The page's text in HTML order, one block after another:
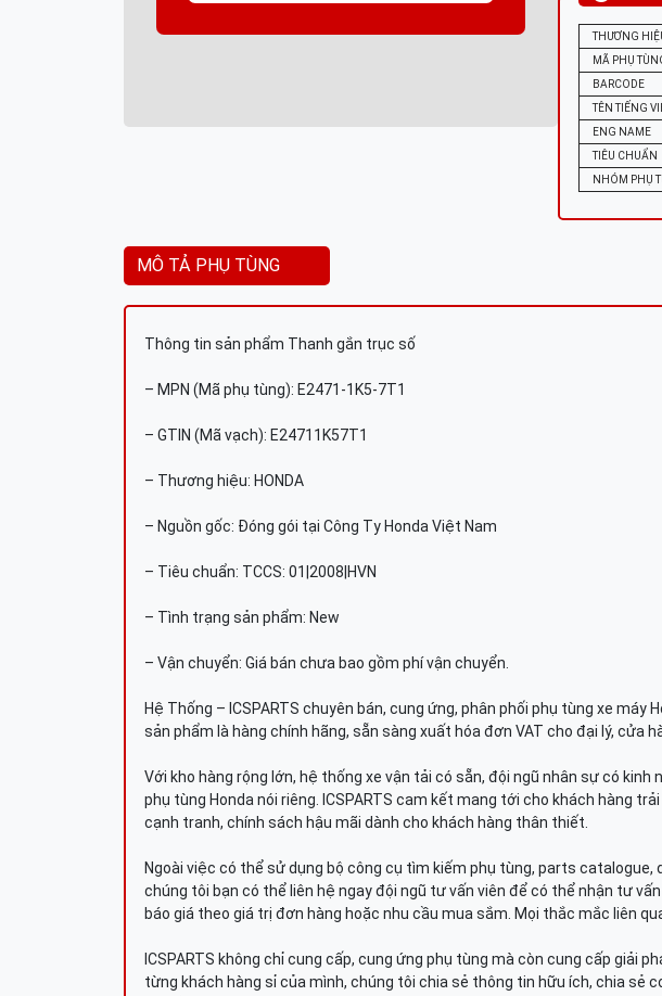
THƯƠNG
MÃ PHỤ
BARCODE
TÊN TIẾNG
ENG NAME
TIÊU CHUẨN
NHÓM PHỤ
MÔ TẢ PHỤ TÙNG
Thông tin sản phẩm Thanh gắn trục số
– MPN (Mã phụ tùng): E2471-1K5-7T1
– GTIN (Mã vạch): E24711K57T1
– Thương hiệu: HONDA
– Nguồn gốc: Đóng gói tại Công Ty Honda Việt Nam
– Tiêu chuẩn: TCCS: 01|2008|HVN
– Tình trạng sản phẩm: New
– Vận chuyển: Giá bán chưa bao gồm phí vận chuyển.
Hệ Thống – ICSPARTS chuyên bán, cung ứng, phân phối phụ tùng xe máy
sản phẩm là hàng chính hãng, sẵn sàng xuất hóa đơn VAT cho đại lý, cửa
Với kho hàng rộng lớn, hệ thống xe vận tải có sẵn, đội ngũ nhân sự có
phụ tùng Honda nói riêng. ICSPARTS cam kết mang tới cho khách hàng
cạnh tranh, chính sách hậu mãi dành cho khách hàng thân thiết.
Ngoài việc có thể sử dụng bộ công cụ tìm kiếm phụ tùng, parts
chúng tôi bạn có thể liên hệ ngay đội ngũ tư vấn viên để có thể nhận tư
báo giá theo giá trị đơn hàng hoặc nhu cầu mua sắm. Mọi thắc mắc liên
ICSPARTS không chỉ cung cấp, cung ứng phụ tùng mà còn cung cấp giải
từng khách hàng sỉ của mình, chúng tôi chia sẻ thông tin hữu ích, chia sẻ